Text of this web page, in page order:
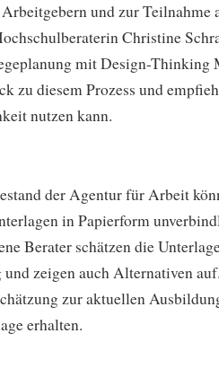
und zur Teilnahme
Christine
mit Design-Thinking
zu diesem Prozess und
nutzen kann.
der Agentur für Arbeit
in Papierform
Berater schätzen die
zeigen auch Alternativen
zur aktuellen
erhalten.